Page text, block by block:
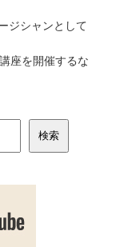
ジシャンとして
座を開催するな